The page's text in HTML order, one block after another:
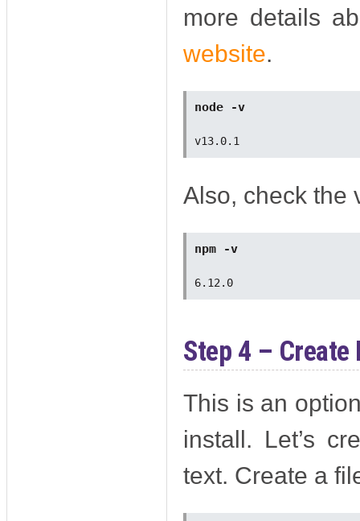
more details
website.
node -v
Also, check the
npm -v
Step 4 – Create
This is an
install. Let’s
text. Create a